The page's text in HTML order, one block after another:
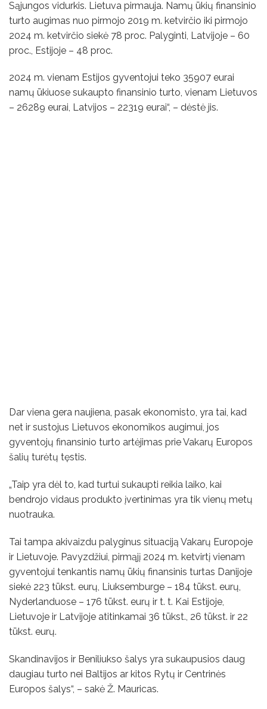
Sąjungos vidurkis. Lietuva pirmauja. Namų ūkių finansinio
turto augimas nuo pirmojo 2019 m. ketvirčio iki pirmojo
2024 m. ketvirčio siekė 78 proc. Palyginti, Latvijoje – 60
proc., Estijoje – 48 proc.
2024 m. vienam Estijos gyventojui teko 35907 eurai
namų ūkiuose sukaupto finansinio turto, vienam Lietuvos
– 26289 eurai, Latvijos – 22319 eurai“, – dėstė jis.
Dar viena gera naujiena, pasak ekonomisto, yra tai, kad
net ir sustojus Lietuvos ekonomikos augimui, jos
gyventojų finansinio turto artėjimas prie Vakarų Europos
šalių turėtų tęstis.
„Taip yra dėl to, kad turtui sukaupti reikia laiko, kai
bendrojo vidaus produkto įvertinimas yra tik vienų metų
nuotrauka.
Tai tampa akivaizdu palyginus situaciją Vakarų Europoje
ir Lietuvoje. Pavyzdžiui, pirmąjį 2024 m. ketvirtį vienam
gyventojui tenkantis namų ūkių finansinis turtas Danijoje
siekė 223 tūkst. eurų, Liuksemburge – 184 tūkst. eurų,
Nyderlanduose – 176 tūkst. eurų ir t. t. Kai Estijoje,
Lietuvoje ir Latvijoje atitinkamai 36 tūkst., 26 tūkst. ir 22
tūkst. eurų.
Skandinavijos ir Beniliukso šalys yra sukaupusios daug
daugiau turto nei Baltijos ar kitos Rytų ir Centrinės
Europos šalys“, – sakė Ž. Mauricas.